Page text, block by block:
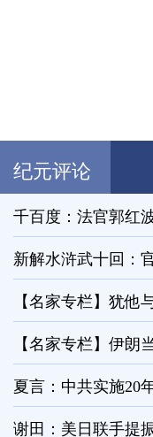
纪元评论
千百度：法官郭红
新解水浒武十回：
【名家专栏】犹他
【名家专栏】伊朗
夏言：中共实施20
谢田：美日联手提